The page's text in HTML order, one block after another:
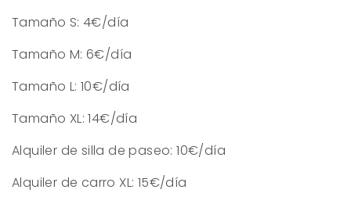
Tamaño S: 4€/día
Tamaño M: 6€/día
Tamaño L: 10€/día
Tamaño XL: 14€/día
Alquiler de silla de paseo: 10€/día
Alquiler de carro XL: 15€/día